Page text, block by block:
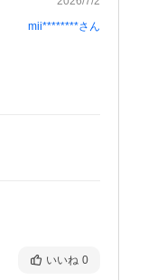
mii********さん
いいね 0